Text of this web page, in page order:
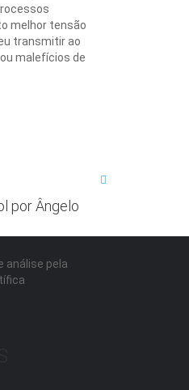
melhor tensão
transmitir ao
malefícios de
por Ângelo
análise pela